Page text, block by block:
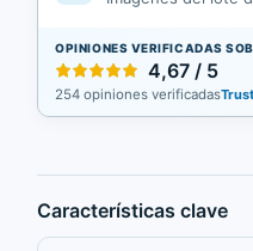
OPINIONES VERIFICADAS
4,67 / 5
254 opiniones verificadas
Características clave